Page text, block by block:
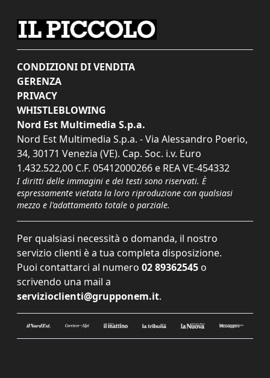
CONDIZIONI DI VENDITA
GERENZA
PRIVACY
WHISTLEBLOWING
Nord Est Multimedia S.p.a.
Nord Est Multimedia S.p.a. - Via Alessandro Poerio,
34, 30171 Venezia (VE). Cap. Soc. i.v. Euro
1.432.522,00 C.F. 05412000266 e REA VE-454332
I diritti delle immagini e dei testi sono riservati. È
espressamente vietata la loro riproduzione con qualsiasi
mezzo e l'adattamento totale o parziale.
Per qualsiasi necessità o domanda, il nostro
servizio clienti è a tua completa disposizione.
Puoi contattarci al numero 02 89362545 o
scrivendo una mail a
servizioclienti@grupponem.it.